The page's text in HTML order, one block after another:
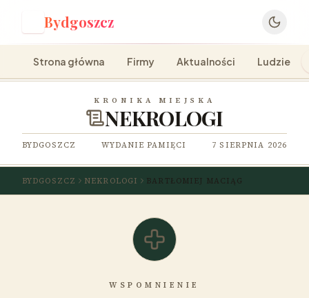
Bydgoszcz
Strona główna Firmy Aktualności Ludzie
KRONIKA MIEJSKA
NEKROLOGI
BYDGOSZCZ WYDANIE PAMIĘCI 7 SIERPNIA 2026
BYDGOSZCZ NEKROLOGI BARTŁOMIEJ MACIĄG
WSPOMNIENIE